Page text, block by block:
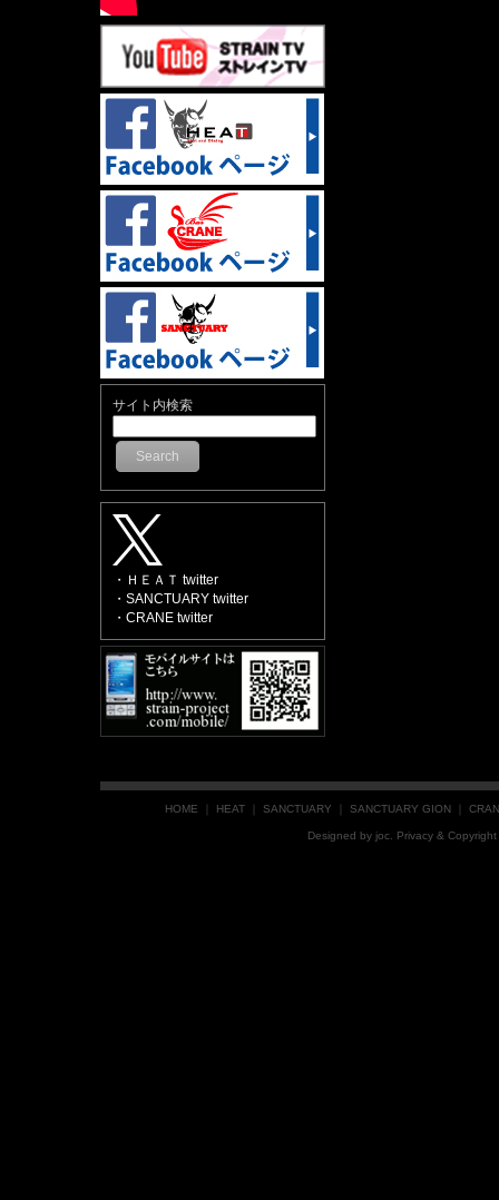
サイト内検索
Search
・ＨＥＡＴ twitter
・SANCTUARY twitter
・CRANE twitter
HOME HEAT SANCTUARY SANCTUARY GION
Designed by joc . Privacy &